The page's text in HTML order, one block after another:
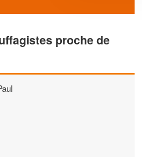
proche de